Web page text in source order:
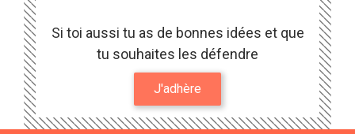
Si toi aussi tu as de bonnes idées et que
tu souhaites les défendre
J'adhère